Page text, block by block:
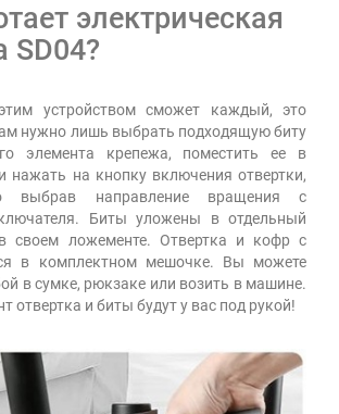
электрическая
SD04?
устройством сможет каждый, это
нужно лишь выбрать подходящую биту
элемента крепежа, поместить ее в
нажать на кнопку включения отвертки,
выбрав направление вращения с
Биты уложены в отдельный
своем ложементе. Отвертка и кофр с
в комплектном мешочке. Вы можете
в сумке, рюкзаке или возить в машине.
отвертка и биты будут у вас под рукой!